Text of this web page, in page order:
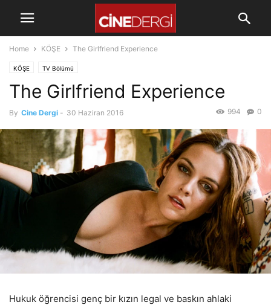
Home KÖŞE The Girlfriend Experience
KÖŞE TV Bölümü
The Girlfriend Experience
By Cine Dergi - 30 Haziran 2016 0
994
Hukuk öğrencisi genç bir kızın legal ve baskın ahlaki